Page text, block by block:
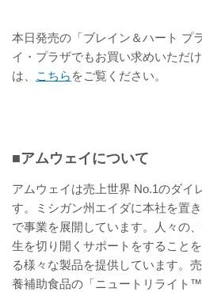
本日発売の「ブレイン＆ハート プ
イ・プラザでもお買い求めいただ
は、
こちら をご覧ください。
■アムウェイについて
アムウェイは売上世界 No.1のダイ
す。ミシガン州エイダに本社を置
で事業を展開しています。人々の
生を切り開くサポートをすること
る様々な製品を提供しています。
養補助食品の「ニュートリライト